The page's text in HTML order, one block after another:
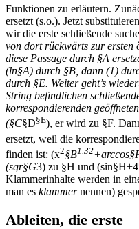
Funktionen zu erläutern.
ersetzt (s.o.). Jetzt
wir die erste schließende
von dort rückwärts zur ersten
diese Passage durch §A
(ln§A) durch §B, dann (1)
durch §E. Weiter geht’s
String befindlichen
korrespondierenden
(§C§D§E), er wird zu §F.
ersetzt, weil die
finden ist: (x2§B1.32
(sqr§G3) zu §H und
Klammerinhalte werden in
man es klammernennen)
Ableiten, die erste